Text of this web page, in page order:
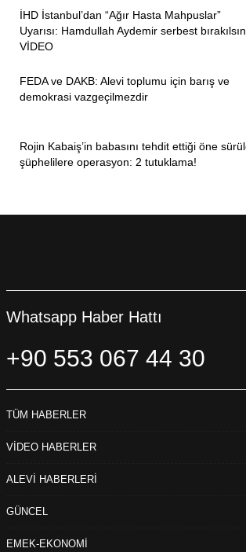
İHD İstanbul’dan “Ağır Hasta Mahpuslar”
Uyarısı: Hamdullah Aydemir serbest
VİDEO
FEDA ve DAKB: Alevi toplumu için barış ve
demokrasi vazgeçilmezdir
Rojin Kabaiş’in babasını tehdit ettiği öne
şüphelilere operasyon: 2 tutuklama!
Whatsapp Haber Hattı
+90 553 067 44 30
TÜM HABERLER
VİDEO HABERLER
ALEVİ HABERLERİ
GÜNCEL
EMEK-EKONOMİ